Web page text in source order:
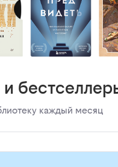
и
каждый месяц